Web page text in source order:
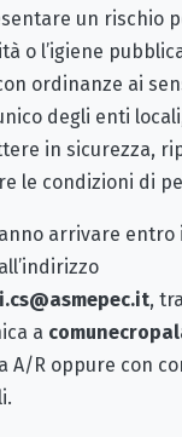
un rischio
o l’igiene
ordinanze ai
degli enti
in sicurezza,
le condizioni di
arrivare entro
,
a
A/R oppure con